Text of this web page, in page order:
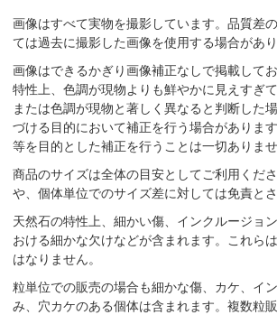
画像はすべて実物を撮影しています。品質差
ては過去に撮影した画像を使用する場合があり
画像はできるかぎり画像補正なしで掲載して
特性上、色調が現物よりも鮮やかに見えすぎ
または色調が現物と著しく異なると判断した
づける目的において補正を行う場合がありま
等を目的とした補正を行うことは一切ありませ
商品のサイズは全体の目安としてご利用くだ
や、個体単位でのサイズ差に対しては免責と
天然石の特性上、細かい傷、インクルージョ
おける細かな欠けなどが含まれます。これら
はなりません。
粒単位での販売の場合も細かな傷、カケ、イ
み、穴カケのある個体は含まれます。複数粒